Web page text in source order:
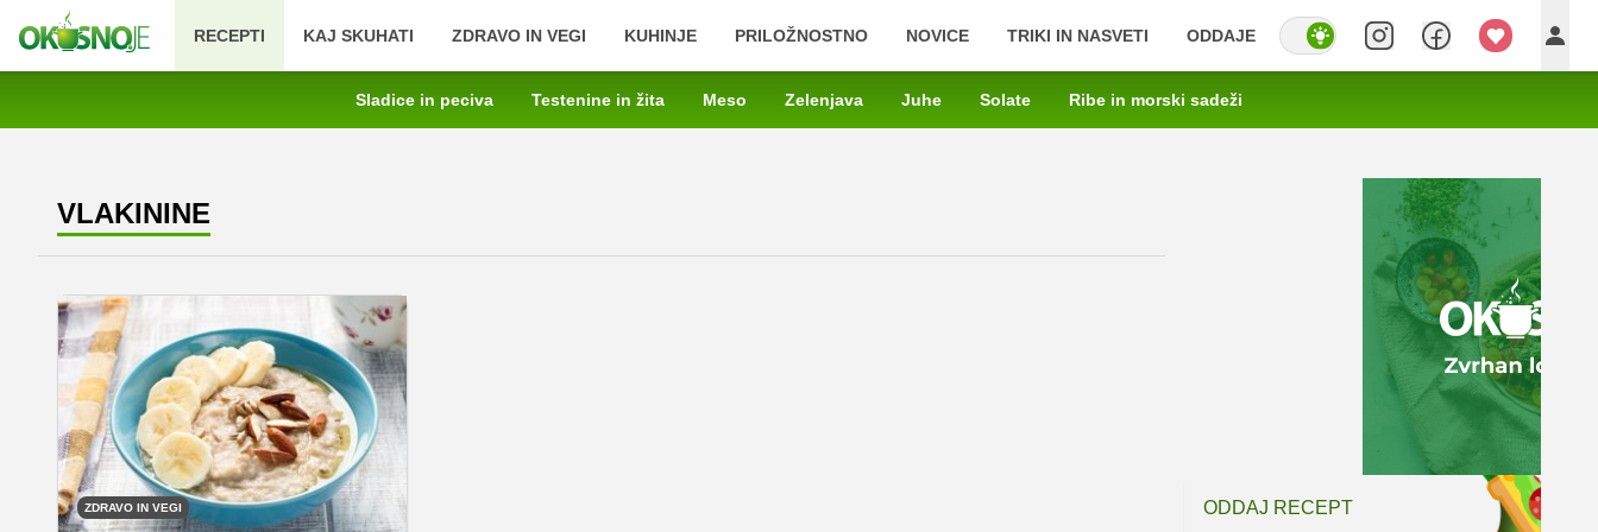
RECEPTI KAJ SKUHATI ZDRAVO IN VEGI KUHINJE PRILOŽNOSTNO NOVICE TRIKI IN NASVETI ODDAJE
Sladice in peciva Testenine in žita Meso Zelenjava Juhe Solate Ribe in morski sadeži
VLAKININE
ZDRAVO IN VEGI ODDAJ RECEPT